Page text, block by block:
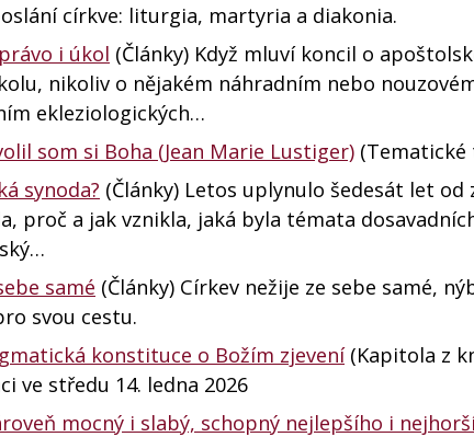
církve: liturgia, martyria a diakonia.
i úkol (Články) Když mluví koncil o
nikoliv o nějakém náhradním nebo
ekleziologických…
som si Boha (Jean Marie Lustiger) (Tematické
synoda? (Články) Letos uplynulo šedesát let
proč a jak vznikla, jaká byla témata
samé (Články) Církev nežije ze sebe samé,
svou cestu.
konstituce o Božím zjevení(Kapitola z
ve středu 14. ledna 2026
mocný i slabý, schopný nejlepšího i